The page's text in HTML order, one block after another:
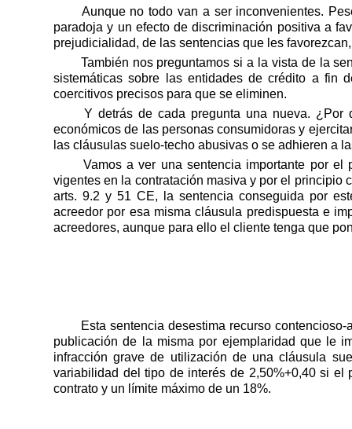
Aunque no todo van a ser inconvenientes.
paradoja y un efecto de discriminación positiva a
prejudicialidad, de las sentencias que les
También nos preguntamos si a la vista de la
sistemáticas sobre las entidades de crédito a fin
coercitivos precisos para que se eliminen.
Y detrás de cada pregunta una nueva. ¿Por
económicos de las personas consumidoras y
las cláusulas suelo-techo abusivas o se adhieren a
Vamos a ver una sentencia importante por
vigentes en la contratación masiva y por el principio
arts. 9.2 y 51 CE, la sentencia conseguida por
acreedor por esa misma cláusula predispuesta e
acreedores, aunque para ello el cliente tenga que
Esta sentencia desestima recurso
publicación de la misma por ejemplaridad que le
infracción grave de utilización de una cláusula
variabilidad del tipo de interés de 2,50%+0,40 si
contrato y un límite máximo de un 18%.